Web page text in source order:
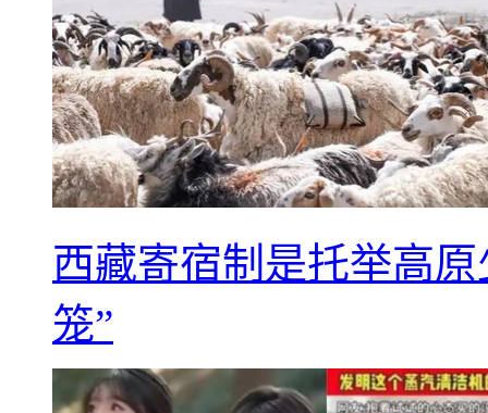
西藏寄宿制是托举高
笼”